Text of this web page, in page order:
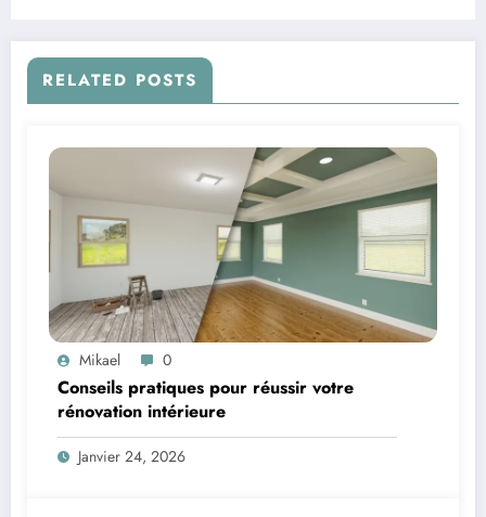
RELATED POSTS
Mikael 0
Conseils pratiques pour réussir votre
rénovation intérieure
Janvier 24, 2026